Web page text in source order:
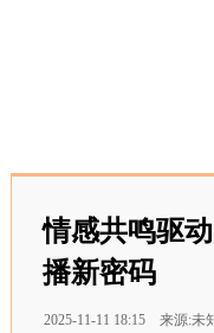
情感共鸣驱
播新密码
2025-11-11 18:15 来源:未